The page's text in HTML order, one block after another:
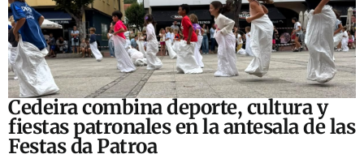
Cedeira combina deporte, cultura y
fiestas patronales en la antesala de las
Festas da Patroa